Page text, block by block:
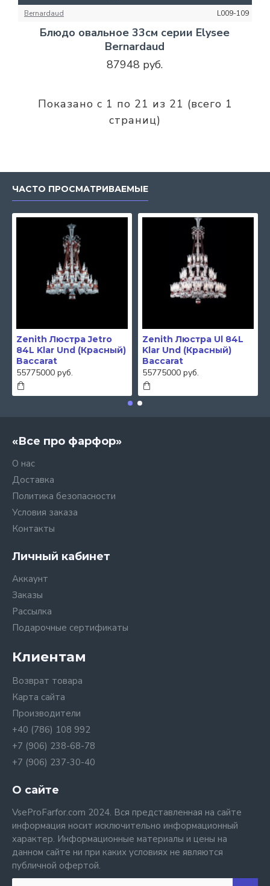
Bernardaud L009-109
Блюдо овальное 33см серии Elysee
Bernardaud
87948 руб.
Показано с 1 по 21 из 21 (всего 1
страниц)
ЧАСТО ПРОСМАТРИВАЕМЫЕ
Zenith Люстра Jetro
84L Klar Und (Красный)
Baccarat
55775000 руб.
Zenith Люстра Ul 84L
Klar Und (Красный)
Baccarat
55775000 руб.
«Все про фарфор»
О нас
Доставка
Политика безопасности
Условия заказа
Контакты
Личный кабинет
Аккаунт
Заказы
Рассылка
Подарочные сертификаты
Клиентам
Возврат товара
Карта сайта
Производители
+40 (786) 108 992
+7 (906) 238-68-78
+7 (906) 237-30-40
О сайте
VseProFarfor.com 2024. Вся представленная на сайте
информация носит исключительно информационный
характер. Информационные материалы и цены на
данном сайте ни при каких условиях не являются
публичной офертой.